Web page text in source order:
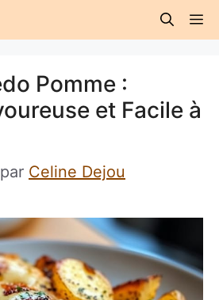
Pomme :
et Facile à
par Celine Dejou